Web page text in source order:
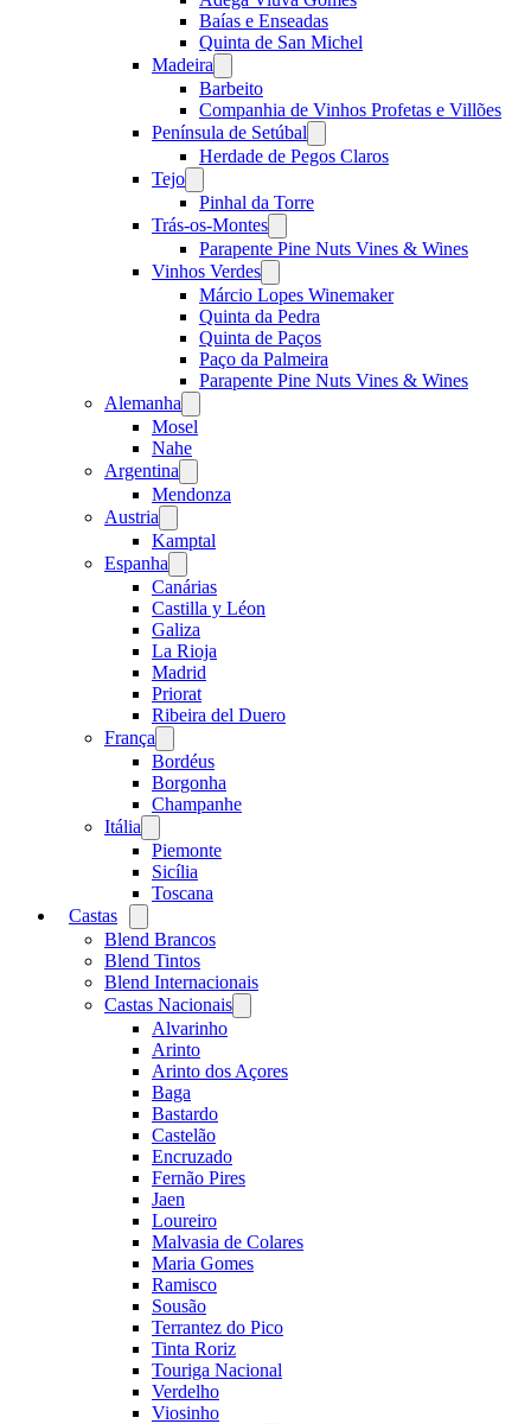
Baías e Enseadas
Quinta de San Michel
Madeira
menu
Barbeito
Companhia de Vinhos Profetas e Villões
Península de Setúbal
menu
Herdade de Pegos Claros
Tejo
menu
Pinhal da Torre
Trás-os-Montes
menu
Parapente Pine Nuts Vines & Wines
Vinhos Verdes
menu
Márcio Lopes Winemaker
Quinta da Pedra
Quinta de Paços
Paço da Palmeira
Parapente Pine Nuts Vines & Wines
Alemanha
menu
Mosel
Nahe
Argentina
menu
Mendonza
Austria
menu
Kamptal
Espanha
menu
Canárias
Castilla y Léon
Galiza
La Rioja
Madrid
Priorat
Ribeira del Duero
França
menu
Bordéus
Borgonha
Champanhe
Itália
menu
Piemonte
Sicília
Toscana
Castas
menu
Blend Brancos
Blend Tintos
Blend Internacionais
Castas Nacionais
menu
Alvarinho
Arinto
Arinto dos Açores
Baga
Bastardo
Castelão
Encruzado
Fernão Pires
Jaen
Loureiro
Malvasia de Colares
Maria Gomes
Ramisco
Sousão
Terrantez do Pico
Tinta Roriz
Touriga Nacional
Verdelho
Viosinho